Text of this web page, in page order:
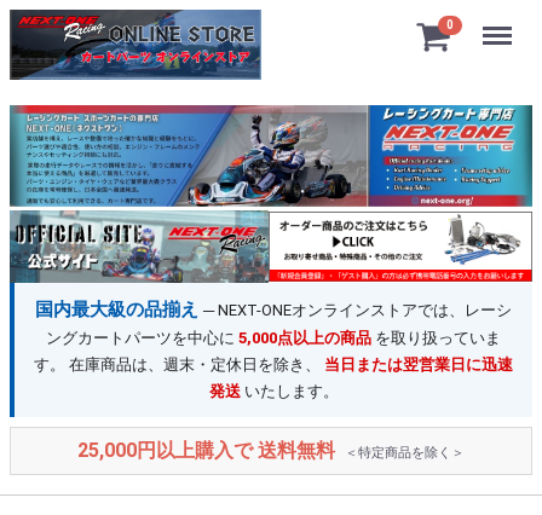
0
国内最大級の品揃え ─ NEXT-ONEオンラインストアでは、レーシ
ングカートパーツを中心に 5,000点以上の商品 を取り扱っていま
す。 在庫商品は、週末・定休日を除き、 当日または翌営業日に迅速
発送いたします。
25,000円以上購入で 送料無料 ＜特定商品を除く＞
Menu